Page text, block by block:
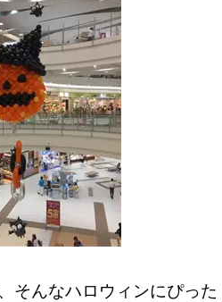
そんなハロウィンにぴった